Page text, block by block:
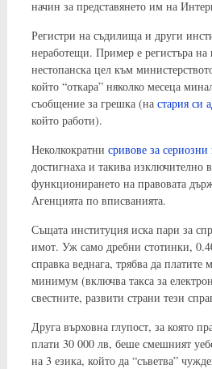
начин за представянето им на
Регистри на съдилища и други
неработещи. Пример е регистъра
нестопанска цел към
който “откара” няколко месеца
съобщение за грешка (на стария си
който работи).
Неколкократни сривове за
достигнаха и такива изключително
функционирането на правовата
Агенцията по вписванията.
Същата институция иска пари за
имот. Уж само дребни стотинки,
справка веднага, трябва да
минимум (включва такса за
свестните, развити страни тези
Друга върховна глупост, за която
плати 30 000 лв, беше смешният
на 3 езика, който да “съветва”